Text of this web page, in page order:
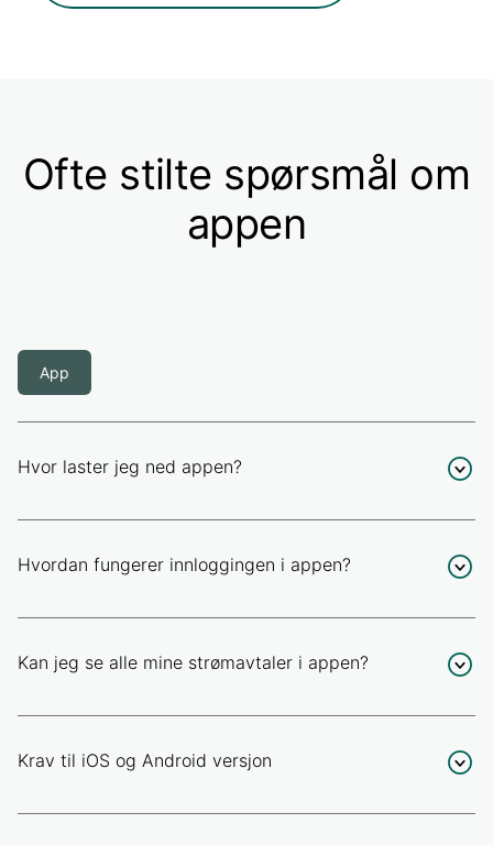
Ofte stilte spørsmål om
appen
App
Hvor laster jeg ned appen?
Hvordan fungerer innloggingen i appen?
Kan jeg se alle mine strømavtaler i appen?
Krav til iOS og Android versjon